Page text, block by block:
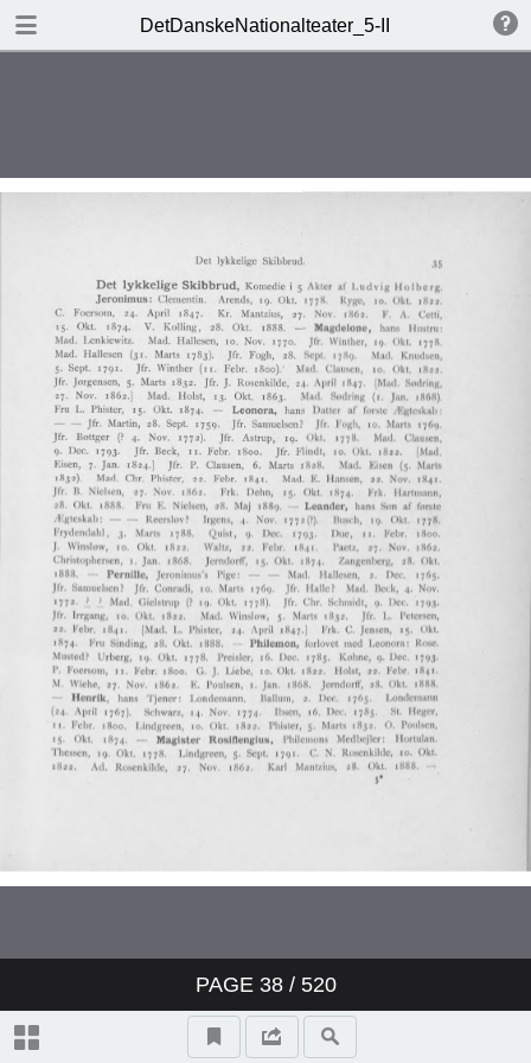
DetDanskeNationalteater_5-II
PAGE 38/ 520
DOWNLOAD